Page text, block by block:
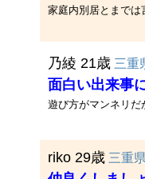
乃綾 21歳 三重
面白い出来事
riko 29歳 三重県